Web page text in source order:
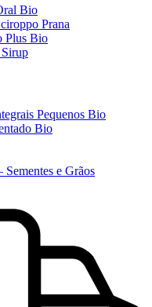
Bio
Prana
Plus Bio
Pequenos Bio
Bio
e Grãos